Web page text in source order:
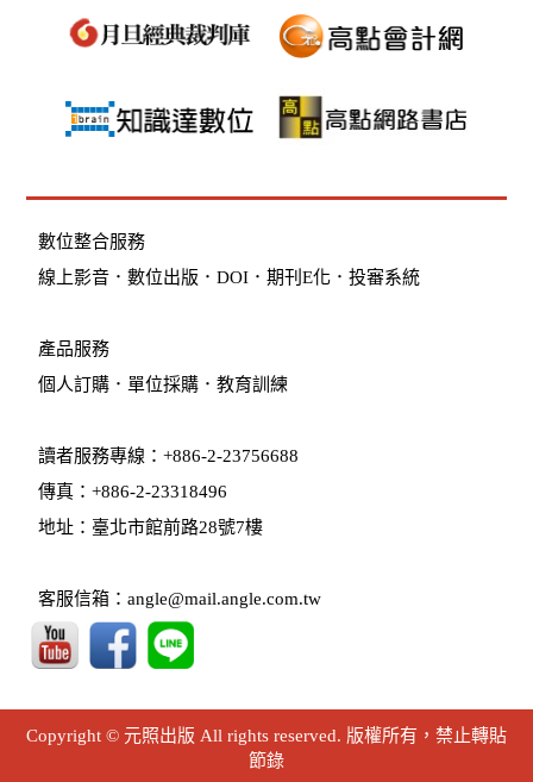
數位整合服務
線上影音 ．數位出版 ．DOI ．期刊E化 ．投審系統
產品服務
個人訂購 ． 單位採購 ．教育訓練
讀者服務專線：+886-2-23756688
傳真：+886-2-23318496
地址：臺北市館前路28號7樓
客服信箱：angle@mail.angle.com.tw
Copyright © 元照出版 All rights reserved. 版權所有，禁止轉貼
節錄